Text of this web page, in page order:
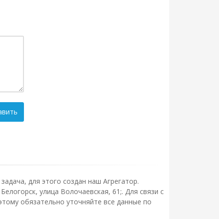
для этого создан наш Агрегатор.
улица Волочаевская, 61;. Для связи с
обязательно уточняйте все данные по